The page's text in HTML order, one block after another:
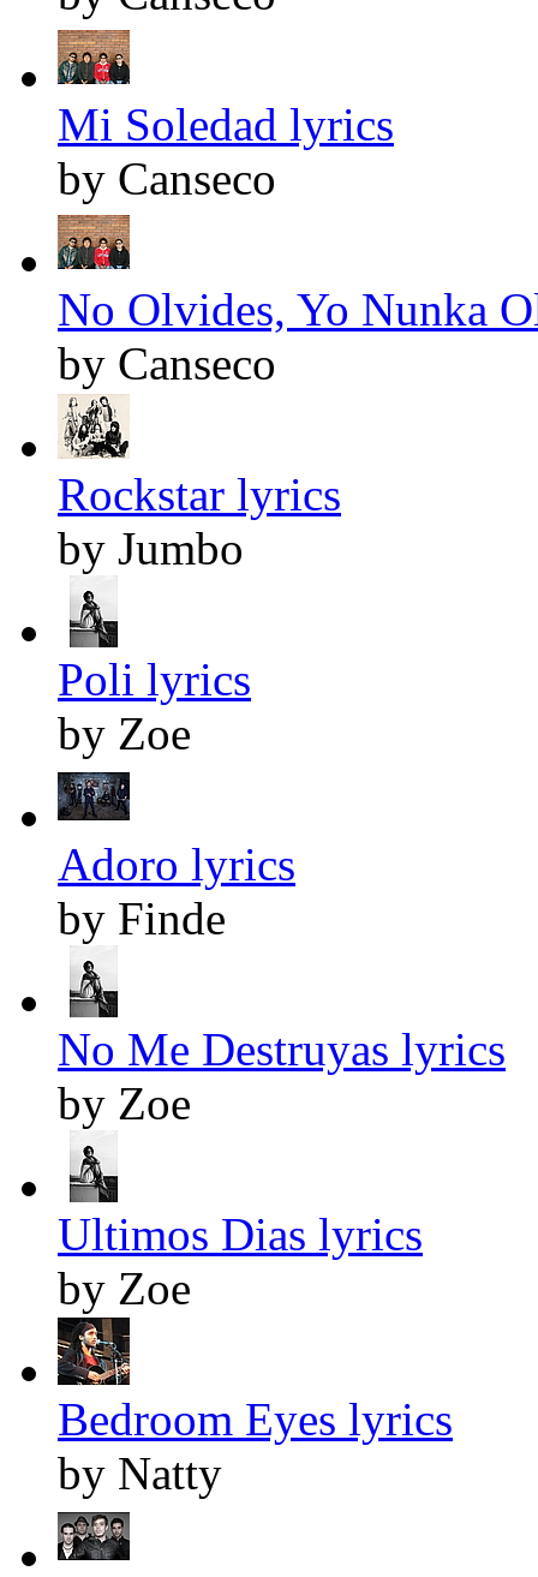
Mi Soledad lyrics
by Canseco
No Olvides, Yo Nunka
by Canseco
Rockstar lyrics
by Jumbo
Poli lyrics
by Zoe
Adoro lyrics
by Finde
No Me Destruyas lyrics
by Zoe
Ultimos Dias lyrics
by Zoe
Bedroom Eyes lyrics
by Natty